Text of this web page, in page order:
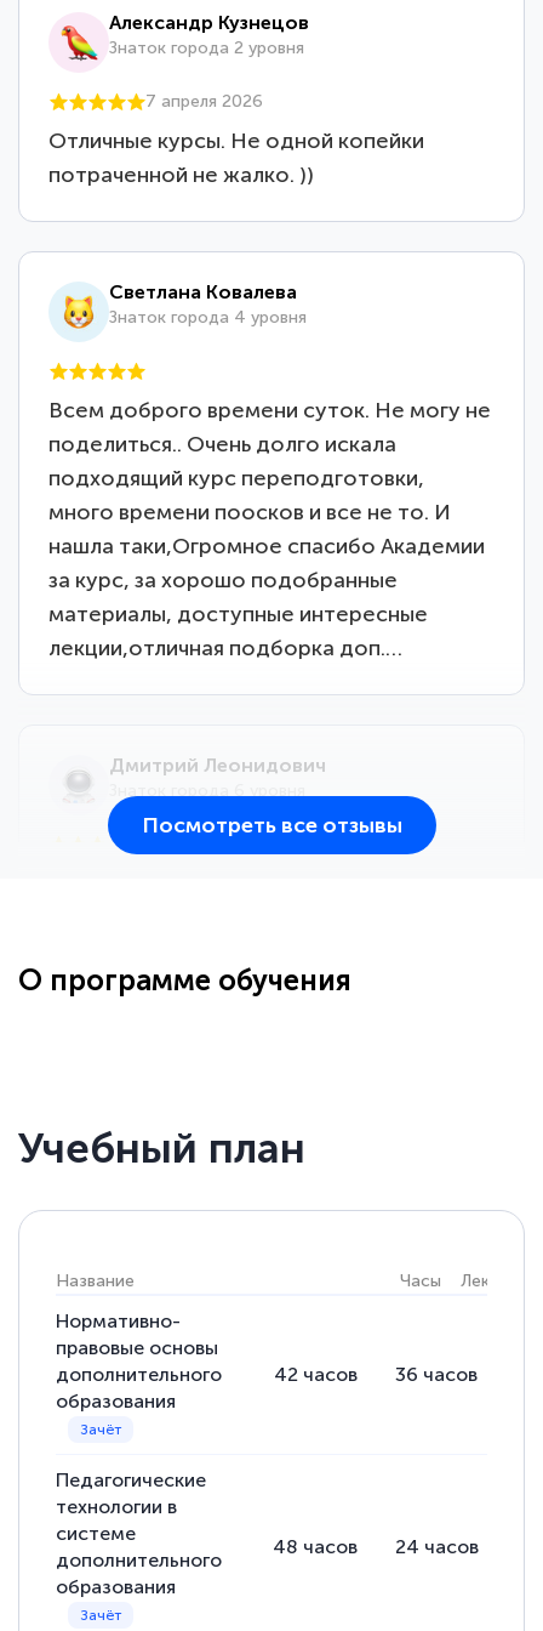
Александр Кузнецов
Знаток города 2 уровня
7 апреля 2026
Отличные курсы. Не одной копейки
потраченной не жалко. ))
Светлана Ковалева
Знаток города 4 уровня
Всем доброго времени суток. Не могу не
поделиться.. Очень долго искала
подходящий курс переподготовки,
много времени поосков и все не то. И
нашла таки,Огромное спасибо Академии
за курс, за хорошо подобранные
материалы, доступные интересные
лекции,отличная подборка доп.…
Дмитрий Леонидович
большое количество методических
Выражаю благодарность за курс
повышения квалификации "Эксперт ЕГЭ по
русскому языку и литературе". Много
полезных материалов помогли
подготовиться к тестированию. Это
статьи. Времени на подготовку
достаточно. Курс помогает пройти
аттестацию в школе. Спасибо!
Посмотреть все отзывы
О программе обучения
Учебный план
Название Часы Лекции
Нормативно-
правовые основы
дополнительного
образования
42 часов 36 часов
Педагогические
технологии в
системе
дополнительного
образования
48 часов 24 часов